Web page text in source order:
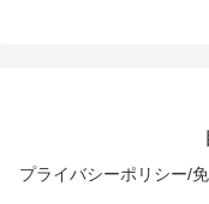
プライバシーポリシー/